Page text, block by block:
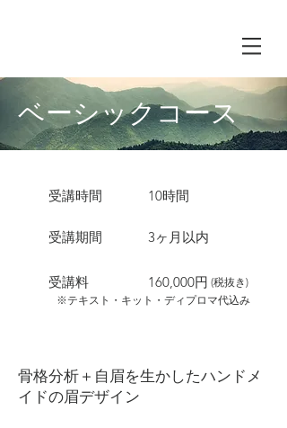
ベーシックコース
​受講時間
​受講期間
​受講料
​10時間
3ヶ月以内
160,000円 (税抜き)
※テキスト・キット・ディプロマ代込み
骨格分析＋自眉を生かしたハンドメ
イドの眉デザイン